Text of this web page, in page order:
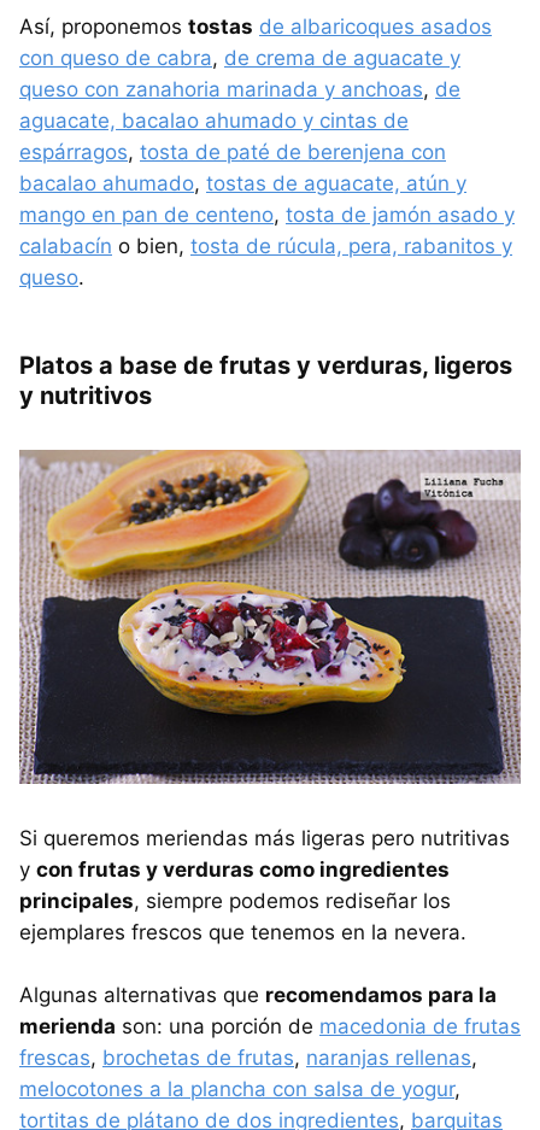
Así, proponemos tostas de albaricoques asados
con queso de cabra, de crema de aguacate y
queso con zanahoria marinada y anchoas, de
aguacate, bacalao ahumado y cintas de
espárragos, tosta de paté de berenjena con
bacalao ahumado, tostas de aguacate, atún y
mango en pan de centeno, tosta de jamón asado y
calabacín o bien, tosta de rúcula, pera, rabanitos y
queso.
Platos a base de frutas y verduras, ligeros
y nutritivos
Si queremos meriendas más ligeras pero nutritivas
y con frutas y verduras como ingredientes
principales, siempre podemos rediseñar los
ejemplares frescos que tenemos en la nevera.
Algunas alternativas que recomendamos para la
merienda son: una porción de macedonia de frutas
frescas, brochetas de frutas, naranjas rellenas,
melocotones a la plancha con salsa de yogur,
tortitas de plátano de dos ingredientes, barquitas